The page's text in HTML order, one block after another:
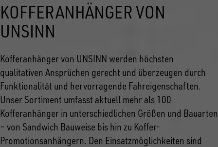
KOFFERANHÄNGER VON
UNSINN
Kofferanhänger von UNSINN werden höchsten
qualitativen Ansprüchen gerecht und überzeugen durch
Funktionalität und hervorragende Fahreigenschaften.
Unser Sortiment umfasst aktuell mehr als 100
Kofferanhänger in unterschiedlichen Größen und Bauarten
– von Sandwich Bauweise bis hin zu Koffer-
Promotionsanhängern. Den Einsatzmöglichkeiten sind